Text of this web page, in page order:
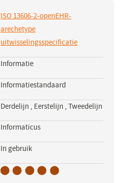
ISO 13606-2-openEHR-
arechetype
uitwisselingsspecificatie
in
Informatie
Informatiestandaard
Derdelijn , Eerstelijn ,Tweedelijn
Informaticus
In gebruik